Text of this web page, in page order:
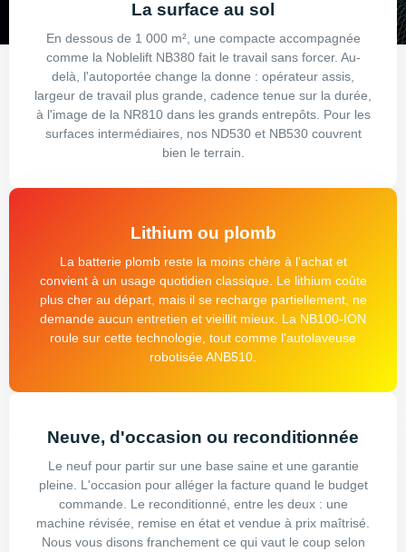
La surface au sol
En dessous de 1 000 m², une compacte accompagnée
comme la Noblelift NB380 fait le travail sans forcer. Au-
delà, l'autoportée change la donne : opérateur assis,
largeur de travail plus grande, cadence tenue sur la durée,
à l'image de la NR810 dans les grands entrepôts. Pour les
surfaces intermédiaires, nos ND530 et NB530 couvrent
bien le terrain.
Lithium ou plomb
La batterie plomb reste la moins chère à l'achat et
convient à un usage quotidien classique. Le lithium coûte
plus cher au départ, mais il se recharge partiellement, ne
demande aucun entretien et vieillit mieux. La NB100-ION
roule sur cette technologie, tout comme l'autolaveuse
robotisée ANB510.
Neuve, d'occasion ou reconditionnée
Le neuf pour partir sur une base saine et une garantie
pleine. L'occasion pour alléger la facture quand le budget
commande. Le reconditionné, entre les deux : une
machine révisée, remise en état et vendue à prix maîtrisé.
Nous vous disons franchement ce qui vaut le coup selon